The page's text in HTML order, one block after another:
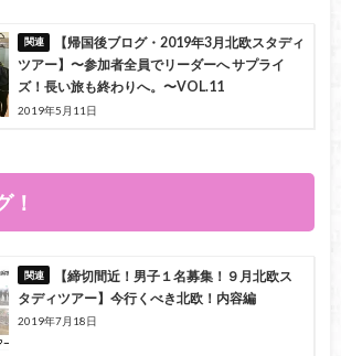
【帰国後ブログ・2019年3月北欧スタディ
ツアー】〜参加者全員でリーダーへ サプライ
ズ！長い旅も終わりへ。〜VOL.11
2019年5月11日
！
【締切間近！男子１名募集！９月北欧ス
タディツアー】今行くべき北欧！内容編
2019年7月18日